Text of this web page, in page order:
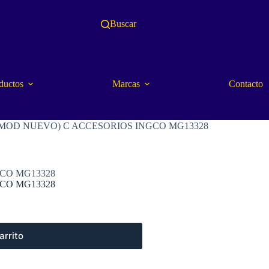
Buscar
Marcas Contacto
NUEVO) C ACCESORIOS INGCO MG13328
MG13328
MG13328